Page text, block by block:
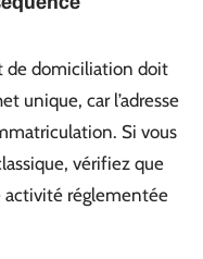
de domiciliation doit
unique, car l’adresse
Si vous
vérifiez que
activité réglementée